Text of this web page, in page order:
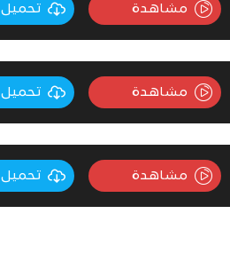
مشاهدة تحميل
مشاهدة تحميل
مشاهدة تحميل